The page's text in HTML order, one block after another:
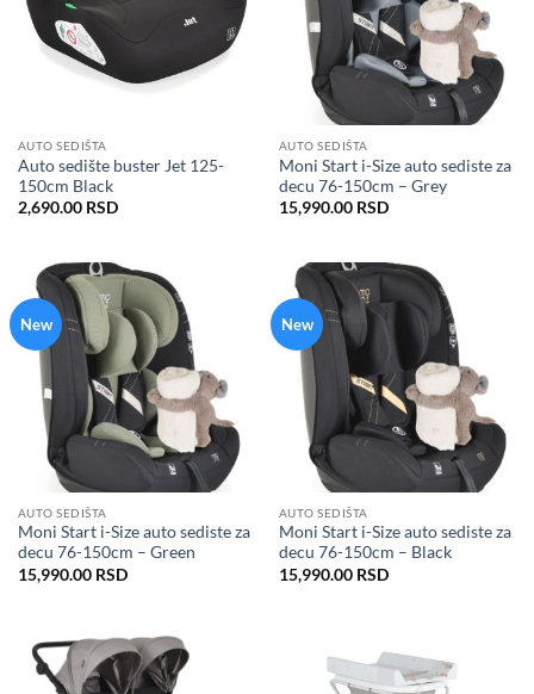
AUTO SEDIŠTA
Auto sedište buster Jet 125-
150cm Black
2,690.00 RSD
AUTO SEDIŠTA
Moni Start i-Size auto sediste za
decu 76-150cm – Grey
15,990.00 RSD
New
AUTO SEDIŠTA
Moni Start i-Size auto sediste za
decu 76-150cm – Green
15,990.00 RSD
New
AUTO SEDIŠTA
Moni Start i-Size auto sediste za
decu 76-150cm – Black
15,990.00 RSD